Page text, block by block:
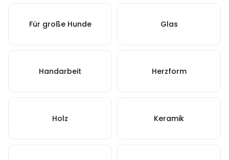
Für große Hunde Glas
Handarbeit Herzform
Holz Keramik